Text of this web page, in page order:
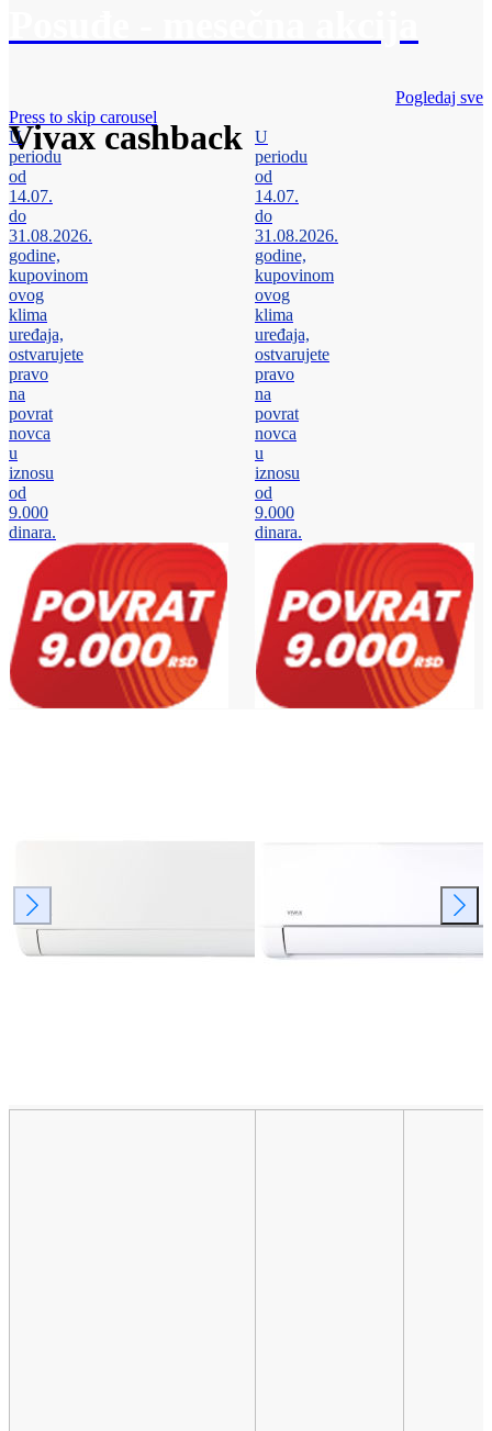
Vivax cashback
Pogledaj sve
Press to skip carousel
U
periodu
od
14.07.
do
31.08.2026.
godine,
kupovinom
ovog
klima
uređaja,
ostvarujete
pravo
na
povrat
novca
u
iznosu
od
9.000
dinara.
U
periodu
od
14.07.
do
31.08.2026.
godine,
kupovinom
ovog
klima
uređaja,
ostvarujete
pravo
na
povrat
novca
u
iznosu
od
9.000
dinara.